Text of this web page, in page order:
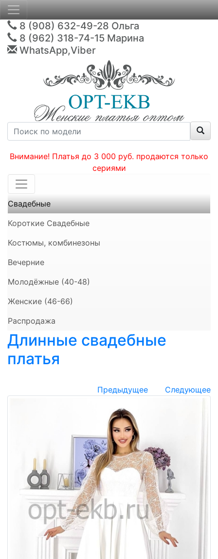
8 (908) 632-49-28 Ольга
8 (962) 318-74-15 Марина
WhatsApp,Viber
Внимание! Платья до 3 000 руб. продаются только
сериями
Свадебные
Короткие Свадебные
Костюмы, комбинезоны
Вечерние
Молодёжные (40-48)
Женские (46-66)
Распродажа
Длинные свадебные
платья
Предыдущее Следующее